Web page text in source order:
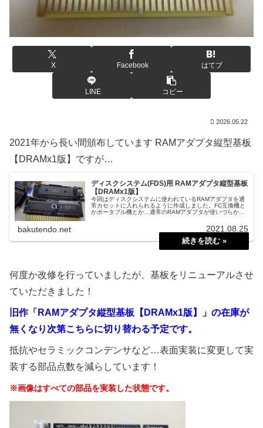
X Facebook はてブ
LINE コピー
2026.05.22
2021年から長い間頒布しています RAMアダプタ縦型基板
【DRAMx1版】ですが…
ディスクシステム(FDS)用 RAMアダプタ縦型基板
【DRAMx1版】
今回はディスクシステムに使われているRAMアダプタを通
常カセットに入れられるように作成しました。FC互換機と
かポータブル機とか…通常のRAMアダプタが使いづらかっ
bakutendo.net 2021.08.25
何度か改修を行っていましたが、基板をリニューアルさせ
ていただきました！
旧作「RAMアダプタ縦型基板【DRAMx1版】」の在庫が
無くなり次第こちらに切り替わる予定です。
抵抗やセラミックコンデンサなど…表面実装に変更して実
装する部品点数を減らしています！
※画像はすべての部品を実装した状態です。